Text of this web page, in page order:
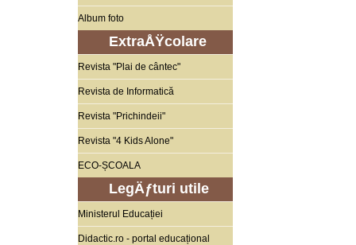
Album foto
ExtraÅŸcolare
Revista "Plai de cântec"
Revista de Informatică
Revista "Prichindeii"
Revista "4 Kids Alone"
ECO-ȘCOALA
LegÄƒturi utile
Ministerul Educației
Didactic.ro - portal educațional